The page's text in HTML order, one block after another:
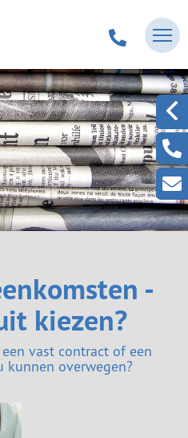
-
kiezen?
vast contract of een
kunnen overwegen?